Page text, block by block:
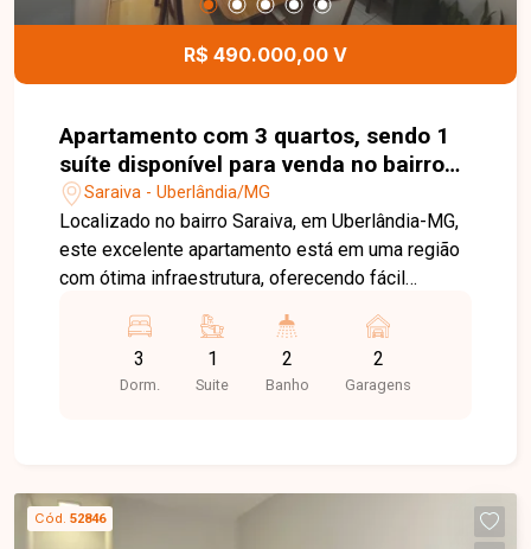
detalhes deste excelente espaço comercial.
R$ 490.000,00 V
Apartamento com 3 quartos, sendo 1
suíte disponível para venda no bairro
Saraiva em Uberlândia-MG.
Saraiva - Uberlândia/MG
Localizado no bairro Saraiva, em Uberlândia-MG,
este excelente apartamento está em uma região
com ótima infraestrutura, oferecendo fácil
proximidade com supermercados, escolas,
farmácias, restaurantes e diversos comércios,
proporcionando praticidade, conforto e qualidade
quartos com armários planejados, sendo 1 suíte
equipada com armário e box, banheiro social com
3
Dorm.
1
Suite
2
Banho
2
Garagens
Cód. 52846